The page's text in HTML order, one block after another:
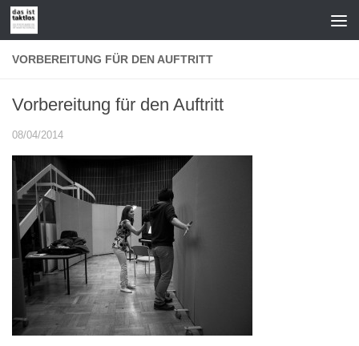
Zum Inhalt springen
VORBEREITUNG FÜR DEN AUFTRITT
Vorbereitung für den Auftritt
08/04/2014